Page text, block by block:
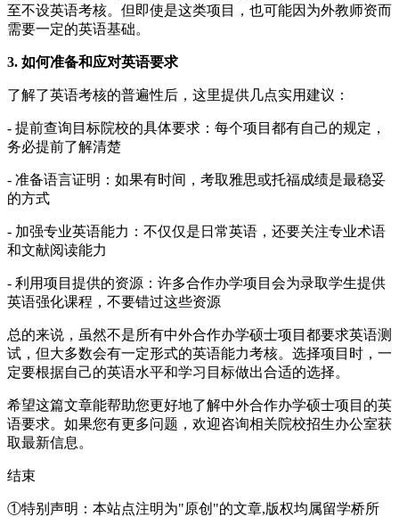
至不设英语考核。但即使是这类项目，也可能因为外教师资而
需要一定的英语基础。
3. 如何准备和应对英语要求
了解了英语考核的普遍性后，这里提供几点实用建议：
- 提前查询目标院校的具体要求：每个项目都有自己的规定，
务必提前了解清楚
- 准备语言证明：如果有时间，考取雅思或托福成绩是最稳妥
的方式
- 加强专业英语能力：不仅仅是日常英语，还要关注专业术语
和文献阅读能力
- 利用项目提供的资源：许多合作办学项目会为录取学生提供
英语强化课程，不要错过这些资源
总的来说，虽然不是所有中外合作办学硕士项目都要求英语测
试，但大多数会有一定形式的英语能力考核。选择项目时，一
定要根据自己的英语水平和学习目标做出合适的选择。
希望这篇文章能帮助您更好地了解中外合作办学硕士项目的英
语要求。如果您有更多问题，欢迎咨询相关院校招生办公室获
取最新信息。
结束
①特别声明：本站点注明为"原创"的文章,版权均属留学桥所